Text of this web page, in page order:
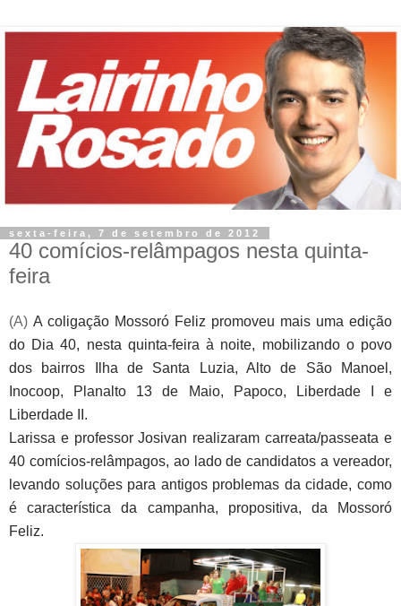
sexta-feira, 7 de setembro de 2012
40 comícios-relâmpagos nesta quinta-
feira
(A) A coligação Mossoró Feliz promoveu mais uma edição
do Dia 40, nesta quinta-feira à noite, mobilizando o povo
dos bairros Ilha de Santa Luzia, Alto de São Manoel,
Inocoop, Planalto 13 de Maio, Papoco, Liberdade I e
Liberdade II.
Larissa e professor Josivan realizaram carreata/passeata e
40 comícios-relâmpagos, ao lado de candidatos a vereador,
levando soluções para antigos problemas da cidade, como
é característica da campanha, propositiva, da Mossoró
Feliz.